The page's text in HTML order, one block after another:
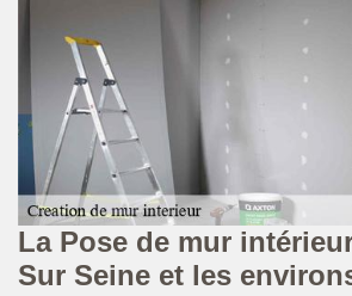
La Pose de mur
Sur Seine et les